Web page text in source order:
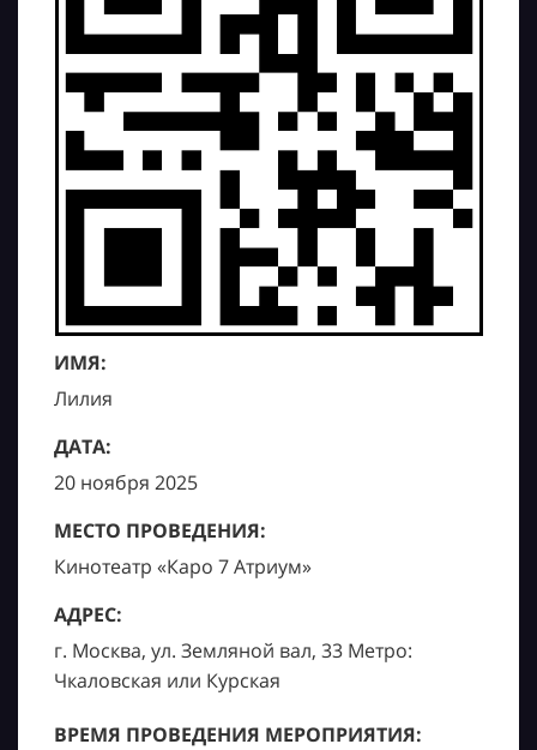
ИМЯ:
Лилия
ДАТА:
20 ноября 2025
МЕСТО ПРОВЕДЕНИЯ:
Кинотеатр «Каро 7 Атриум»
АДРЕС:
г. Москва, ул. Земляной вал, 33 Метро:
Чкаловская или Курская
ВРЕМЯ ПРОВЕДЕНИЯ МЕРОПРИЯТИЯ: